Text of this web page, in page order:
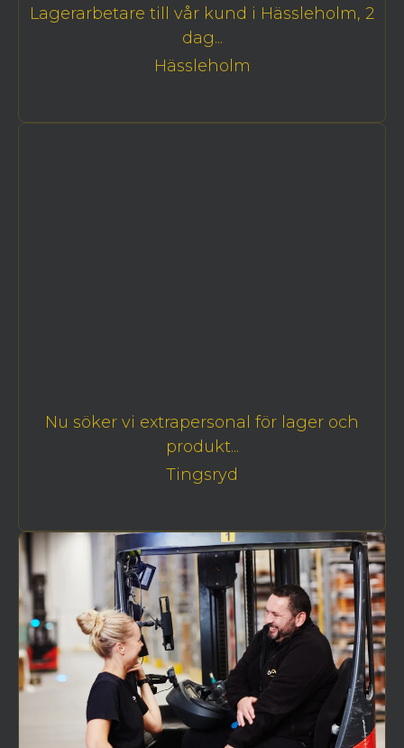
Lagerarbetare till vår kund i Hässleholm, 2
dag...
Hässleholm
Nu söker vi extrapersonal för lager och
produkt...
Tingsryd